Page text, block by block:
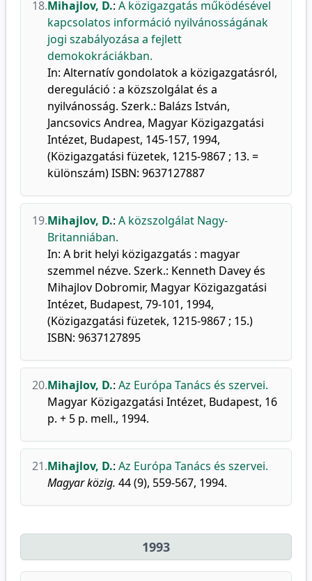
18.Mihajlov, D.: A közigazgatás működésével
kapcsolatos információ nyilvánosságának
jogi szabályozása a fejlett
demokokráciákban.
In: Alternatív gondolatok a közigazgatásról,
dereguláció : a közszolgálat és a
nyilvánosság. Szerk.: Balázs István,
Jancsovics Andrea, Magyar Közigazgatási
Intézet, Budapest, 145-157, 1994,
(Közigazgatási füzetek, 1215-9867 ; 13. =
különszám) ISBN: 9637127887
19.Mihajlov, D.: A közszolgálat Nagy-
Britanniában.
In: A brit helyi közigazgatás : magyar
szemmel nézve. Szerk.: Kenneth Davey és
Mihajlov Dobromir, Magyar Közigazgatási
Intézet, Budapest, 79-101, 1994,
(Közigazgatási füzetek, 1215-9867 ; 15.)
ISBN: 9637127895
20.Mihajlov, D.: Az Európa Tanács és szervei.
Magyar Közigazgatási Intézet, Budapest, 16
p. + 5 p. mell., 1994.
21.Mihajlov, D.: Az Európa Tanács és szervei.
Magyar közig. 44 (9), 559-567, 1994.
1993